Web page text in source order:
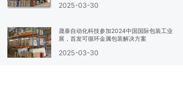
2025-03-30
晟泰自动化科技参加2024中国国际包装工业
展，首发可循环金属包装解决方案
2025-03-30